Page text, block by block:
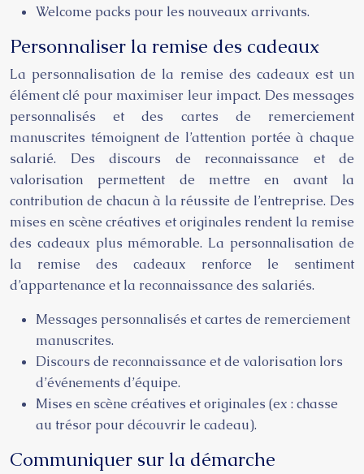
Welcome packs pour les nouveaux arrivants.
Personnaliser la remise des cadeaux
La personnalisation de la remise des cadeaux est un
élément clé pour maximiser leur impact. Des messages
personnalisés et des cartes de remerciement
manuscrites témoignent de l’attention portée à chaque
salarié. Des discours de reconnaissance et de
valorisation permettent de mettre en avant la
contribution de chacun à la réussite de l’entreprise. Des
mises en scène créatives et originales rendent la remise
des cadeaux plus mémorable. La personnalisation de
la remise des cadeaux renforce le sentiment
d’appartenance et la reconnaissance des salariés.
Messages personnalisés et cartes de remerciement
manuscrites.
Discours de reconnaissance et de valorisation lors
d’événements d’équipe.
Mises en scène créatives et originales (ex : chasse
au trésor pour découvrir le cadeau).
Communiquer sur la démarche